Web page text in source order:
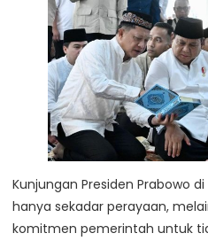
Kunjungan Presiden Prabowo
hanya sekadar perayaan,
komitmen pemerintah untuk